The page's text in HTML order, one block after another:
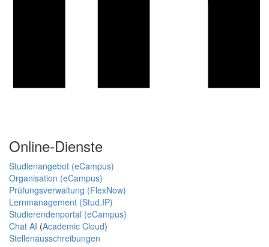
Online-Dienste
Studienangebot (eCampus)
Organisation (eCampus)
Prüfungsverwaltung (FlexNow)
Lernmanagement (Stud.IP)
Studierendenportal (eCampus)
Chat AI (Academic Cloud)
Stellenausschreibungen